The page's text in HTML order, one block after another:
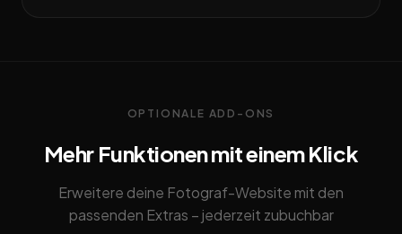
OPTIONALE ADD-ONS
Mehr Funktionen mit einem Klick
Erweitere deine Fotograf-Website mit den
passenden Extras – jederzeit zubuchbar